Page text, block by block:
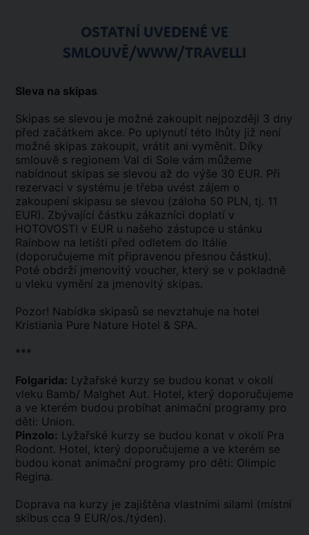
OSTATNÍ UVEDENÉ VE
SMLOUVĚ/WWW/TRAVELLI
Sleva na skipas
Skipas se slevou je možné zakoupit nejpozději 3 dny
před začátkem akce. Po uplynutí této lhůty již není
možné skipas zakoupit, vrátit ani vyměnit. Díky
smlouvě s regionem Val di Sole vám můžeme
nabídnout skipas se slevou až do výše 30 EUR. Při
rezervaci v systému je třeba uvést zájem o
zakoupení skipasu se slevou (záloha 50 PLN, tj. 11
EUR). Zbývající částku zákazníci doplatí v
HOTOVOSTI v EUR u našeho zástupce u stánku
Rainbow na letišti před odletem do Itálie
(doporučujeme mít připravenou přesnou částku).
Poté obdrží jmenovitý voucher, který se v pokladně
u vleku vymění za jmenovitý skipas.
Pozor! Nabídka skipasů se nevztahuje na hotel
Kristiania Pure Nature Hotel & SPA.
***
Folgarida: Lyžařské kurzy se budou konat v okolí
vleku Bamb/ Malghet Aut. Hotel, který doporučujeme
a ve kterém budou probíhat animační programy pro
děti: Union.
Pinzolo: Lyžařské kurzy se budou konat v okolí Pra
Rodont. Hotel, který doporučujeme a ve kterém se
budou konat animační programy pro děti: Olimpic
Regina.
Doprava na kurzy je zajištěna vlastními silami (místní
skibus cca 9 EUR/os./týden).